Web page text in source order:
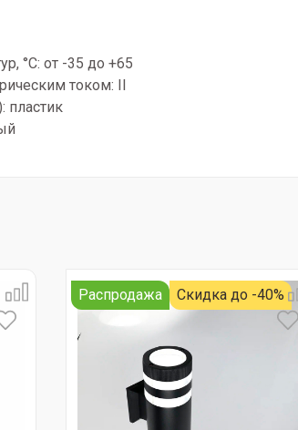
°С: от -35 до +65
током: II
пластик
Распродажа Скидка до -40%